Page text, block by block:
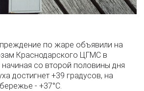
по жаре объявили на
Краснодарского ЦГМС в
начиная со второй половины дня
достигнет +39 градусов, на
- +37°­С.